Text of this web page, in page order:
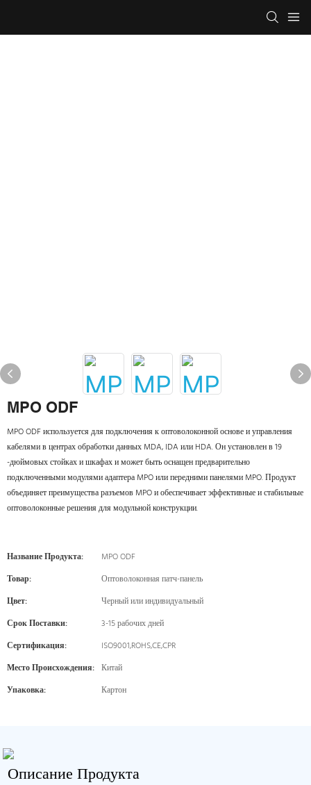
MPO ODF
MPO ODF используется для подключения к оптоволоконной основе и управления
кабелями в центрах обработки данных MDA, IDA или HDA. Он установлен в 19
-дюймовых стойках и шкафах и может быть оснащен предварительно
подключенными модулями адаптера MPO или передними панелями MPO. Продукт
объединяет преимущества разъемов MPO и обеспечивает эффективные и стабильные
оптоволоконные решения для модульной конструкции.
Название Продукта:
MPO ODF
Товар:
Оптоволоконная патч-панель
Цвет:
Черный или индивидуальный
Срок Поставки:
3-15 рабочих дней
Сертификация:
ISO9001,ROHS,CE,CPR
Место Происхождения: Китай
Упаковка:
Картон
Описание Продукта